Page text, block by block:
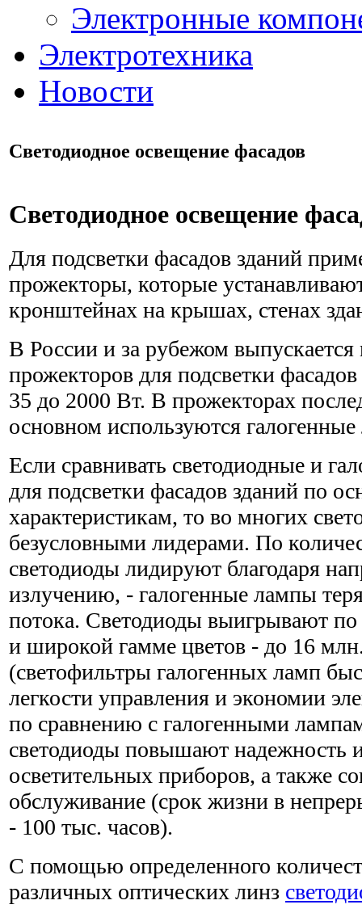
Электронные
Электротехника
Новости
Светодиодное освещение фасадов
Светодиодное освещение
Для подсветки фасадов зданий
прожекторы, которые
кронштейнах на крышах, стенах
В России и за рубежом
прожекторов для подсветки
35 до 2000 Вт. В прожекторах
основном используются
Если сравнивать светодиодные и
для подсветки фасадов зданий по
характеристикам, то во многих
безусловными лидерами. По
светодиоды лидируют благодаря
излучению, - галогенные лампы
потока. Светодиоды выигрывают по
и широкой гамме цветов - до 16
(светофильтры галогенных ламп
легкости управления и экономии
по сравнению с галогенными
светодиоды повышают надежность
осветительных приборов, а также
обслуживание (срок жизни в
- 100 тыс. часов).
С помощью определенного
различных оптических линз